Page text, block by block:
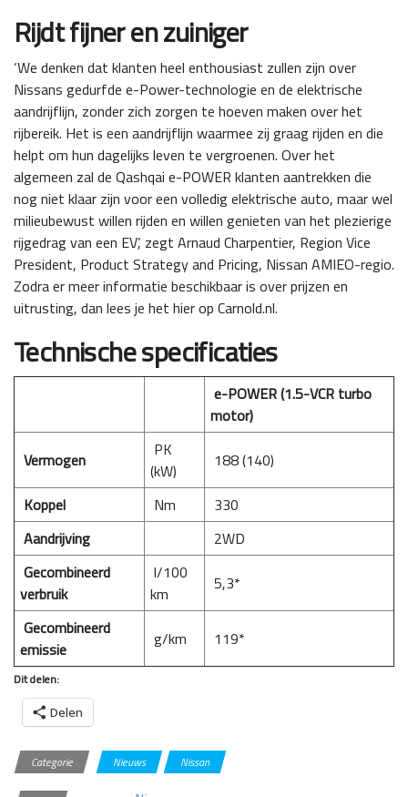
Rijdt fijner en zuiniger
‘We denken dat klanten heel enthousiast zullen zijn over
Nissans gedurfde e-Power-technologie en de elektrische
aandrijflijn, zonder zich zorgen te hoeven maken over het
rijbereik. Het is een aandrijflijn waarmee zij graag rijden en die
helpt om hun dagelijks leven te vergroenen. Over het
algemeen zal de Qashqai e-POWER klanten aantrekken die
nog niet klaar zijn voor een volledig elektrische auto, maar wel
milieubewust willen rijden en willen genieten van het plezierige
rijgedrag van een EV’, zegt Arnaud Charpentier, Region Vice
President, Product Strategy and Pricing, Nissan AMIEO-regio.
Zodra er meer informatie beschikbaar is over prijzen en
uitrusting, dan lees je het hier op Carnold.nl.
Technische specificaties
e-POWER (1.5-VCR turbo
motor)
Vermogen
PK
(kW)
188 (140)
Koppel Nm
330
Aandrijving
2WD
Gecombineerd
verbruik
l/100
km
5,3*
Gecombineerd
emissie
g/km 119*
Dit delen:
Delen
Categorie Nieuws Nissan